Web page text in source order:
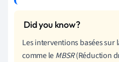
Les interventions basées sur
comme leMBSR(Réduction